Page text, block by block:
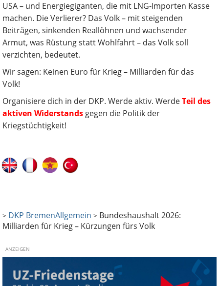
USA – und Energiegiganten, die mit LNG-Importen Kasse
machen. Die Verlierer? Das Volk – mit steigenden
Beiträgen, sinkenden Reallöhnen und wachsender
Armut, was Rüstung statt Wohlfahrt – das Volk soll
verzichten, bedeutet.
Wir sagen: Keinen Euro für Krieg – Milliarden für das
Volk!
Organisiere dich in der DKP. Werde aktiv. WerdeTeil des
aktiven Widerstands gegen die Politik der
Kriegstüchtigkeit!
> DKP BremenAllgemein > Bundeshaushalt 2026:
Milliarden für Krieg – Kürzungen fürs Volk
ANZEIGEN